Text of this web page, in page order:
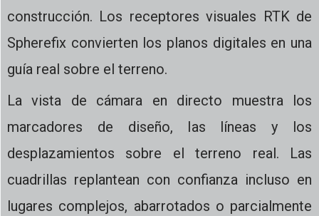
construcción. Los receptores visuales RTK de
Spherefix convierten los planos digitales en una
guía real sobre el terreno.
La vista de cámara en directo muestra los
marcadores de diseño, las líneas y los
desplazamientos sobre el terreno real. Las
cuadrillas replantean con confianza incluso en
lugares complejos, abarrotados o parcialmente